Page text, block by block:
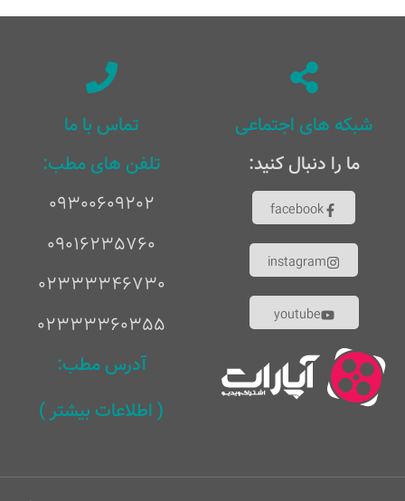
شبکه های اجتماعی
ما را دنبال کنید:
facebook
instagram
youtube
تماس با ما
تلفن های مطب:
٠٩٣٠٠۶٠٩٢٠٢
٠٩٠١۶٢٣۵٧۶٠
02333346730
02333360355
آدرس مطب:
( اطلاعات بیشتر )